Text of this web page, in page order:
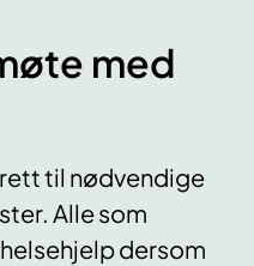
med
rett til nødvendige
Alle som
dersom